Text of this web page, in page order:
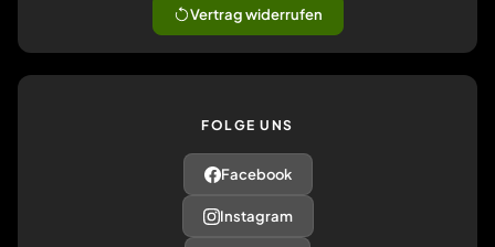
Vertrag widerrufen
FOLGE UNS
Facebook
Instagram